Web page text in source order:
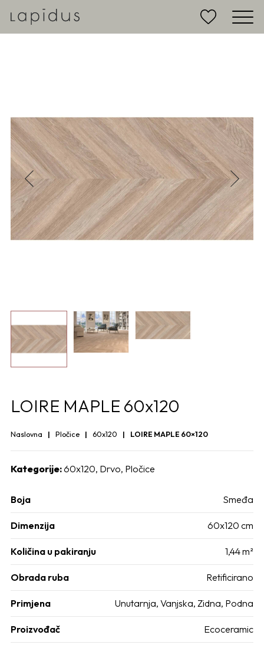
LOIRE MAPLE 60x120
Naslovna Pločice 60x120 LOIRE MAPLE 60×120
Kategorije:60x120, Drvo, Pločice
Boja Smeđa
Dimenzija 60x120 cm
Količina u pakiranju 1,44 m²
Obrada ruba Retificirano
Primjena Unutarnja, Vanjska, Zidna, Podna
Proizvođač Ecoceramic